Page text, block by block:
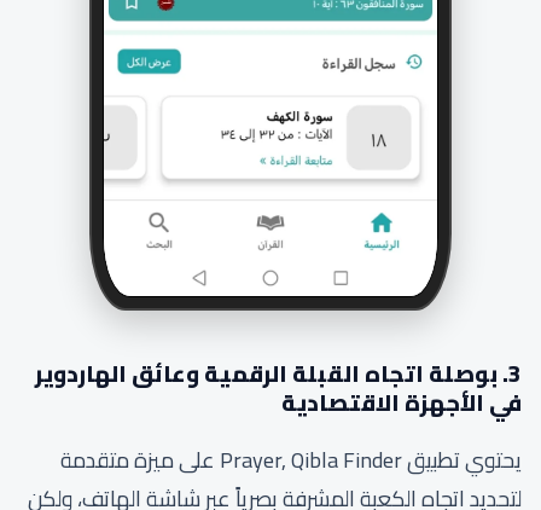
3. بوصلة اتجاه القبلة الرقمية وعائق الهاردوير
في الأجهزة الاقتصادية
يحتوي تطبيق Prayer, Qibla Finder على ميزة متقدمة
لتحديد اتجاه الكعبة المشرفة بصرياً عبر شاشة الهاتف، ولكن